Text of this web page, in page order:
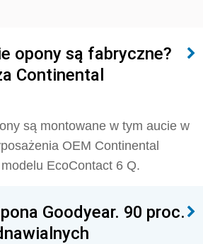
opony są fabryczne?
Continental
są montowane w tym aucie w
OEM Continental
modelu EcoContact 6 Q.
Goodyear. 90 proc.